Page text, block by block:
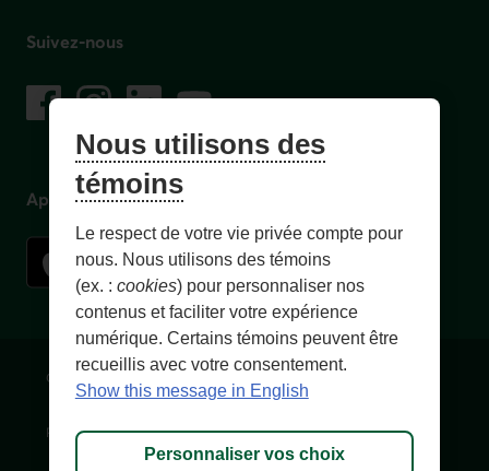
Suivez-nous
Facebook
– Lien externe au site. Cet hyperlien s'ouvrira dans une
Instagram
– Lien externe au site. Cet hyperlien s'ouvrira dans
LinkedIn
– Lien externe au site. Cet hyperlien
YouTube
– Lien externe au site. Cet hyperlien
Application mobile
Conditions d'utilisation et notes légales
Personnaliser les témoins Accessibilité Plan du site
Nous utilisons des
témoins
Le respect de votre vie privée compte pour
nous. Nous utilisons des témoins
(ex. : cookies) pour personnaliser nos
contenus et faciliter votre expérience
numérique. Certains témoins peuvent être
recueillis avec votre consentement.
Show this message in English
Personnaliser vos choix